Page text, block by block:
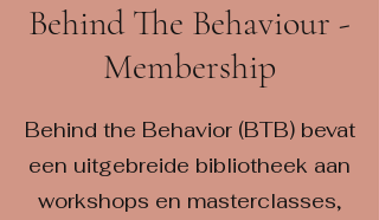
Behind The Behaviour -
Membership
Behind the Behavior (BTB) bevat
een uitgebreide bibliotheek aan
workshops en masterclasses,